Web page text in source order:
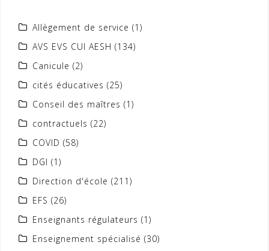
Allègement de service (1)
AVS EVS CUI AESH (134)
Canicule (2)
cités éducatives (25)
Conseil des maîtres (1)
contractuels (22)
COVID (58)
DGI (1)
Direction d'école (211)
EFS (26)
Enseignants régulateurs (1)
Enseignement spécialisé (30)